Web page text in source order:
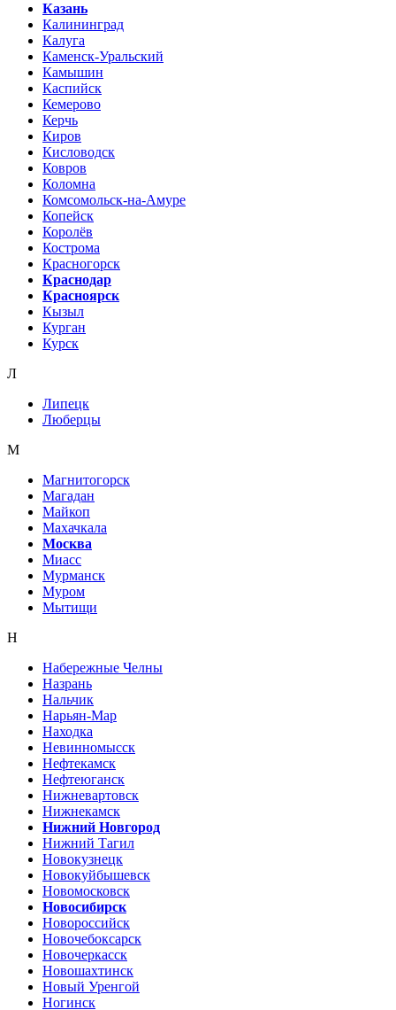
Казань
Калининград
Калуга
Каменск-Уральский
Камышин
Каспийск
Кемерово
Керчь
Киров
Кисловодск
Ковров
Коломна
Комсомольск-на-Амуре
Копейск
Королёв
Кострома
Красногорск
Краснодар
Красноярск
Кызыл
Курган
Курск
Л
Липецк
Люберцы
М
Магнитогорск
Магадан
Майкоп
Махачкала
Москва
Миасс
Мурманск
Муром
Мытищи
Н
Набережные Челны
Назрань
Нальчик
Нарьян-Мар
Находка
Невинномысск
Нефтекамск
Нефтеюганск
Нижневартовск
Нижнекамск
Нижний Новгород
Нижний Тагил
Новокузнецк
Новокуйбышевск
Новомосковск
Новосибирск
Новороссийск
Новочебоксарск
Новочеркасск
Новошахтинск
Новый Уренгой
Ногинск